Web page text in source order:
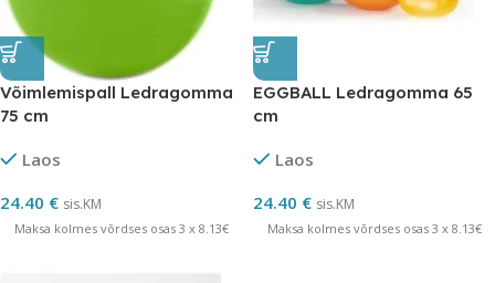
Võimlemispall Ledragomma
75 cm
Laos
24.40 € sis.KM
Maksa kolmes võrdses osas 3 x 8.13€
EGGBALL Ledragomma 65
cm
Laos
24.40 € sis.KM
Maksa kolmes võrdses osas 3 x 8.13€